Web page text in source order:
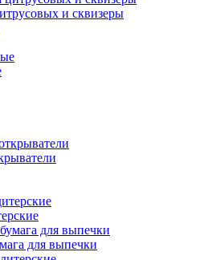
и сквизеры
для выпечки